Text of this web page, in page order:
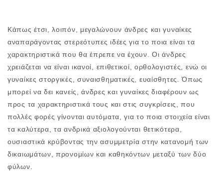
Κάπως έτσι, λοιπόν, μεγαλώνουν άνδρες και γυναίκες
αναπαράγοντας στερεότυπες ιδέες για το ποια είναι τα
χαρακτηριστικά που θα έπρεπε να έχουν. Οι άνδρες
χρειάζεται να είναι ικανοί, επιθετικοί, ορθολογιστές, ενώ οι
γυναίκες στοργικές, συναισθηματικές, ευαίσθητες. Όπως
μπορεί να δει κανείς, άνδρες και γυναίκες διαφέρουν ως
προς τα χαρακτηριστικά τους και στις συγκρίσεις, που
πολλές φορές γίνονται αυτόματα, για το ποια στοιχεία είναι
τα καλύτερα, τα ανδρικά αξιολογούνται θετικότερα,
ουσιαστικά κρύβοντας την ασυμμετρία στην κατανομή των
δικαιωμάτων, προνομίων και καθηκόντων μεταξύ των δύο
φύλων.